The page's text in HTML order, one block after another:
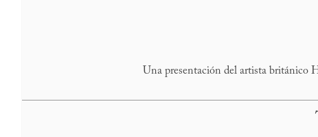
Una presentación del artista británico